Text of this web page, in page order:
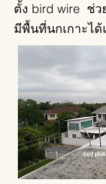
ตั้ง bird wire ช่
มีพื้นที่นกเกาะได้